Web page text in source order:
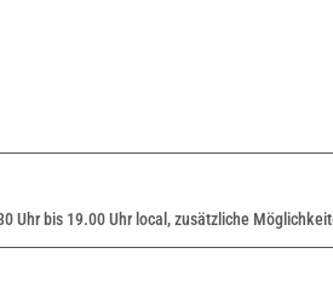
Uhr bis 19.00 Uhr local, zusätzliche